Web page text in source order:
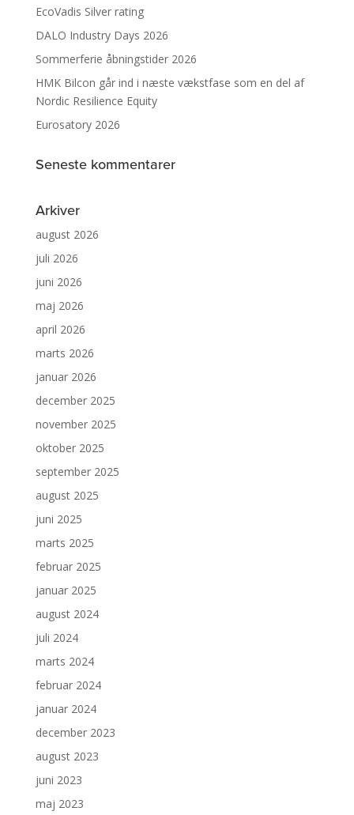
EcoVadis Silver rating
DALO Industry Days 2026
Sommerferie åbningstider 2026
HMK Bilcon går ind i næste vækstfase som en del af
Nordic Resilience Equity
Eurosatory 2026
Seneste kommentarer
Arkiver
august 2026
juli 2026
juni 2026
maj 2026
april 2026
marts 2026
januar 2026
december 2025
november 2025
oktober 2025
september 2025
august 2025
juni 2025
marts 2025
februar 2025
januar 2025
august 2024
juli 2024
marts 2024
februar 2024
januar 2024
december 2023
august 2023
juni 2023
maj 2023